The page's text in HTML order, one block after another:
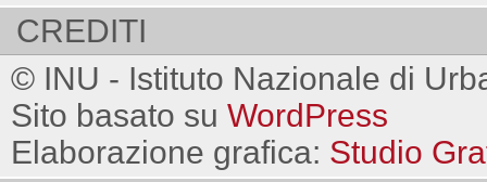
CREDITI
© INU - Istituto Nazionale di
Sito basato su WordPress
Elaborazione grafica: Studio